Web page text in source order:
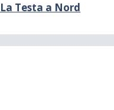
Testa a Nord